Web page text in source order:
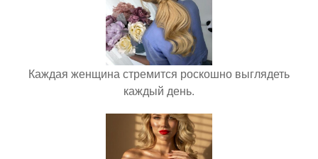
Каждая женщина стремится роскошно выглядеть
каждый день.